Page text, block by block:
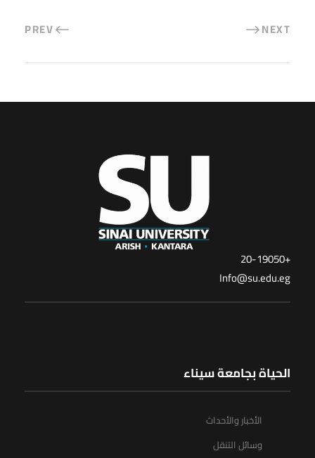
PREV NEXT
+20-19050
Info@su.edu.eg
الحياة بجامعة سيناء
الأخبار والأحداث
وسائل التنقل